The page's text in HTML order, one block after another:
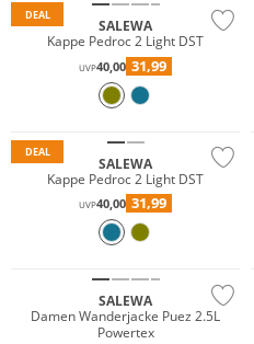
DEAL
SALEWA
Kappe Pedroc 2 Light DST
UVP40,00 31,99
DEAL
SALEWA
Kappe Pedroc 2 Light DST
UVP40,00 31,99
SALEWA
Damen Wanderjacke Puez 2.5L
Powertex